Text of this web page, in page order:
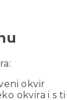
okvir
okvira i s